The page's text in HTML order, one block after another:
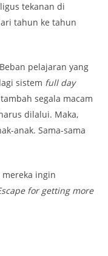
tekanan di
tahun ke tahun
pelajaran yang
sistem full day
segala macam
dilalui. Maka,
anak. Sama-sama
mereka ingin
for getting more